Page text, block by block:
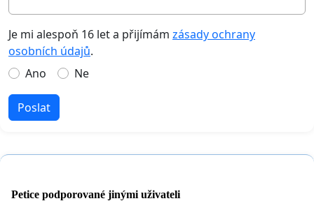
Je mi alespoň 16 let a přijímám zásady ochrany
osobních údajů.
Ano
Ne
Poslat
Petice podporované jinými uživateli